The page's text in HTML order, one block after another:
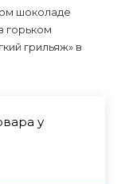
шоколаде
горьком
грильяж» в
у